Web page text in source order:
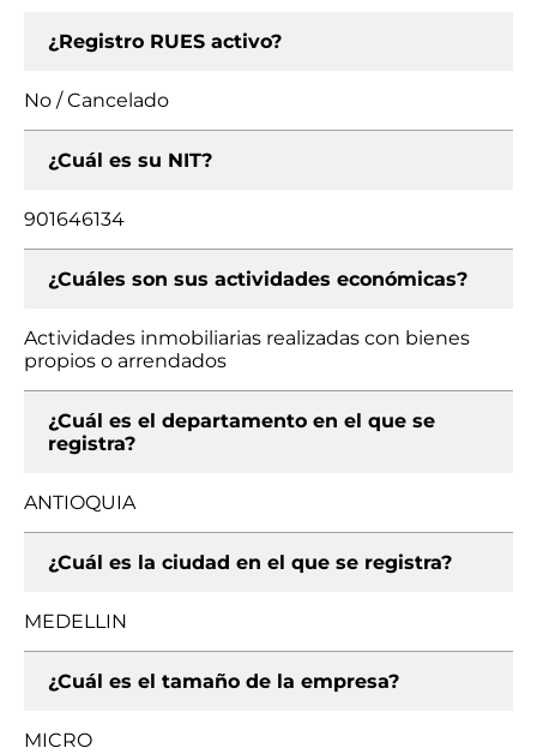
¿Registro RUES activo?
No / Cancelado
¿Cuál es su NIT?
901646134
¿Cuáles son sus actividades económicas?
Actividades inmobiliarias realizadas con bienes
propios o arrendados
¿Cuál es el departamento en el que se
registra?
ANTIOQUIA
¿Cuál es la ciudad en el que se registra?
MEDELLIN
¿Cuál es el tamaño de la empresa?
MICRO